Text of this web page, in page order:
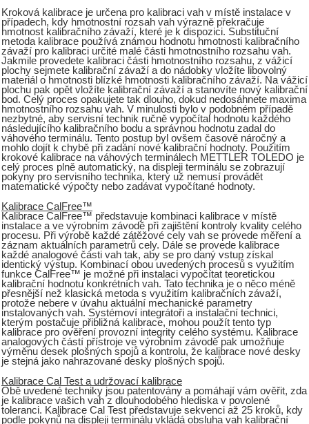
Kroková kalibrace je určena pro kalibraci vah v místě instalace v
případech, kdy hmotnostní rozsah vah výrazně překračuje
hmotnost kalibračního závaží, které je k dispozici. Substituční
metoda kalibrace používá známou hodnotu hmotnosti kalibračního
závaží pro kalibraci určité malé části hmotnostního rozsahu vah.
Jakmile provedete kalibraci části hmotnostního rozsahu, z vážicí
plochy sejmete kalibrační závaží a do nádobky vložíte libovolný
materiál o hmotnosti blízké hmotnosti kalibračního závaží. Na vážicí
plochu pak opět vložíte kalibrační závaží a stanovíte nový kalibrační
bod. Celý proces opakujete tak dlouho, dokud nedosáhnete maxima
hmotnostního rozsahu vah. V minulosti bylo v podobném případě
nezbytné, aby servisní technik ručně vypočítal hodnotu každého
následujícího kalibračního bodu a správnou hodnotu zadal do
váhového terminálu. Tento postup byl ovšem časově náročný a
mohlo dojít k chybě při zadání nové kalibrační hodnoty. Použitím
krokové kalibrace na váhových terminálech METTLER TOLEDO je
celý proces plně automatický, na displeji terminálu se zobrazují
pokyny pro servisního technika, který už nemusí provádět
matematické výpočty nebo zadávat vypočítané hodnoty.
Kalibrace CalFree™
Kalibrace CalFree™ představuje kombinaci kalibrace v místě
instalace a ve výrobním závodě při zajištění kontroly kvality celého
procesu. Při výrobě každé zátěžové cely vah se provede měření a
záznam aktuálních parametrů cely. Dále se provede kalibrace
každé analogové části vah tak, aby se pro daný vstup získal
identický výstup. Kombinací obou uvedených procesů s využitím
funkce CalFree™ je možné při instalaci vypočítat teoretickou
kalibrační hodnotu konkrétních vah. Tato technika je o něco méně
přesnější než klasická metoda s využitím kalibračních závaží,
protože nebere v úvahu aktuální mechanické parametry
instalovaných vah. Systémoví integrátoři a instalační technici,
kterým postačuje přibližná kalibrace, mohou použít tento typ
kalibrace pro ověření provozní integrity celého systému. Kalibrace
analogových částí přístroje ve výrobním závodě pak umožňuje
výměnu desek plošných spojů a kontrolu, že kalibrace nové desky
je stejná jako nahrazované desky plošných spojů.
Kalibrace Cal Test a udržovací kalibrace
Obě uvedené techniky jsou patentovány a pomáhají vám ověřit, zda
je kalibrace vašich vah z dlouhodobého hlediska v povolené
toleranci. Kalibrace Cal Test představuje sekvenci až 25 kroků, kdy
podle pokynů na displeji terminálu vkládá obsluha vah kalibrační